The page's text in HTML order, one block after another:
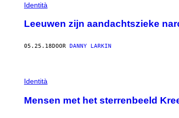
Identità
Leeuwen zijn aandachtszieke
05.25.18DOOR DANNY LARKIN
Identità
Mensen met het sterrenbeeld